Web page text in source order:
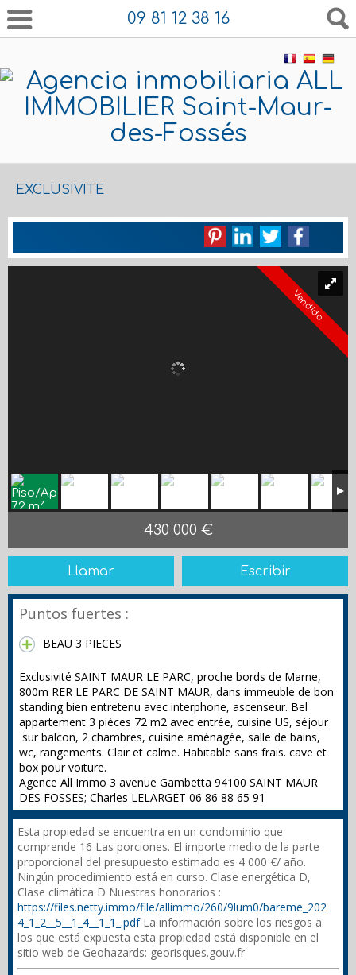
09 81 12 38 16
EXCLUSIVITE
Vendido
430 000 €
Llamar Escribir
Puntos fuertes :
BEAU 3 PIECES
Exclusivité SAINT MAUR LE PARC, proche bords de Marne,
800m RER LE PARC DE SAINT MAUR, dans immeuble de bon
standing bien entretenu avec interphone, ascenseur. Bel
appartement 3 pièces 72 m2 avec entrée, cuisine US, séjour
sur balcon, 2 chambres, cuisine aménagée, salle de bains,
wc, rangements. Clair et calme. Habitable sans frais. cave et
box pour voiture.
Agence All Immo 3 avenue Gambetta 94100 SAINT MAUR
DES FOSSES; Charles LELARGET 06 86 88 65 91
Esta propiedad se encuentra en un condominio que
comprende 16 Las porciones. El importe medio de la parte
proporcional del presupuesto estimado es 4 000 €/ año.
Ningún procedimiento está en curso. Clase energética D,
Clase climática D Nuestras honorarios :
https://files.netty.immo/file/allimmo/260/9lum0/bareme_202
4_1_2__5__1_4__1_1_.pdfLa información sobre los riesgos a
los que está expuesta esta propiedad está disponible en el
sitio web de Geohazards: georisques.gouv.fr